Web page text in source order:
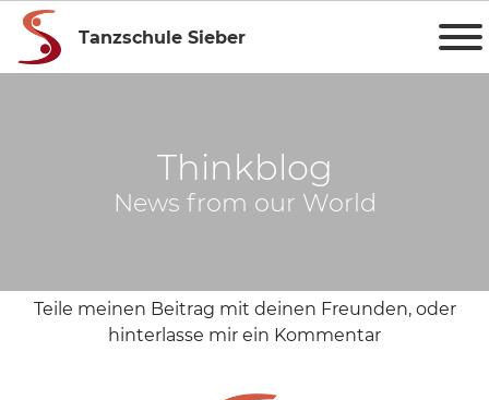
Tanzschule Sieber
Thinkblog
News from our World
Teile meinen Beitrag mit deinen Freunden, oder
hinterlasse mir ein Kommentar